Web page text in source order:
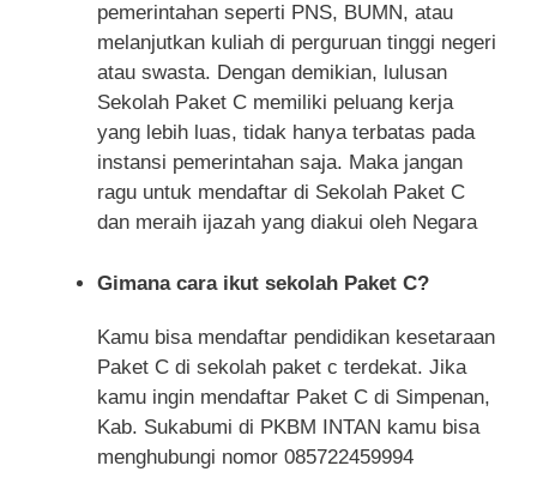
pemerintahan seperti PNS, BUMN, atau
melanjutkan kuliah di perguruan tinggi negeri
atau swasta. Dengan demikian, lulusan
Sekolah Paket C memiliki peluang kerja
yang lebih luas, tidak hanya terbatas pada
instansi pemerintahan saja. Maka jangan
ragu untuk mendaftar di Sekolah Paket C
dan meraih ijazah yang diakui oleh Negara
Gimana cara ikut sekolah Paket C?
Kamu bisa mendaftar pendidikan kesetaraan
Paket C di sekolah paket c terdekat. Jika
kamu ingin mendaftar Paket C di Simpenan,
Kab. Sukabumi di PKBM INTAN kamu bisa
menghubungi nomor 085722459994